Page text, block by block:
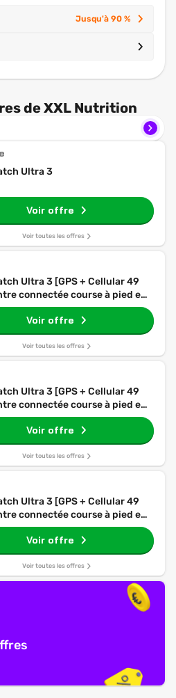
Jusqu'à 90 %
de XXL Nutrition
Ultra 3
Voir offre
Voir toutes les offres
Ultra 3 [GPS + Cellular 49
connectée course à pied et
avec boîtier titane Noir et
noir. Communications
suivi santé et activité
Voir offre
Voir toutes les offres
Ultra 3 [GPS + Cellular 49
connectée course à pied et
avec boîtier titane Naturel et
Bleu maritime.
satellite, suivi santé et
Voir offre
Voir toutes les offres
Ultra 3 [GPS + Cellular 49
connectée course à pied et
avec boîtier titane Noir et
Noir. Communications
suivi santé et activité
Voir offre
Voir toutes les offres